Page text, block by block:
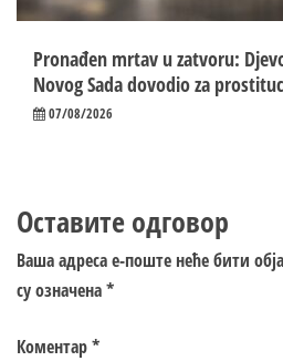
Pronađen mrtav u zatvoru:
Novog Sada dovodio za
07/08/2026
Оставите одговор
Ваша адреса е-поште неће бити
су означена*
Коментар*